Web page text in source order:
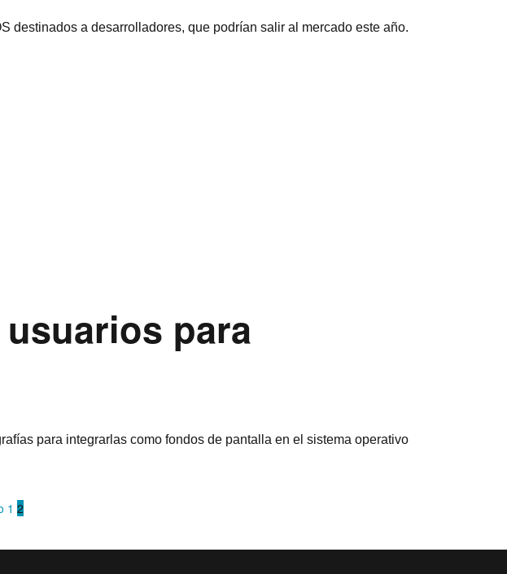
destinados a desarrolladores, que podrí­an salir al mercado este año.
para
para integrarlas como fondos de pantalla en el sistema operativo
1 2